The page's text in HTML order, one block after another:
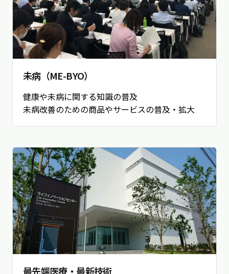
未病（ME-BYO）
健康や未病に関する知識の普及
未病改善のための商品やサービスの普及・拡大
最先端医療・最新技術